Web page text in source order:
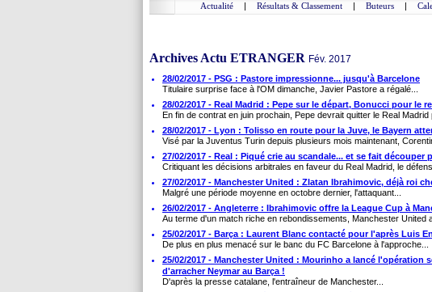
Actualité | Résultats & Classement | Buteurs |
Archives Actu ETRANGER Fév. 2017
28/02/2017 - PSG : Pastore impressionne... jusqu'à Barcelone
Titulaire surprise face à l'OM dimanche, Javier Pastore a régalé...
28/02/2017 - Real Madrid : Pepe sur le départ, Bonucci pour le
En fin de contrat en juin prochain, Pepe devrait quitter le Real Madrid
28/02/2017 - Lyon : Tolisso en route pour la Juve, le Bayern
Visé par la Juventus Turin depuis plusieurs mois maintenant,
27/02/2017 - Real : Piqué crie au scandale... et se fait découper
Critiquant les décisions arbitrales en faveur du Real Madrid, le
27/02/2017 - Manchester United : Zlatan Ibrahimovic, déjà roi
Malgré une période moyenne en octobre dernier, l'attaquant...
26/02/2017 - Angleterre : Ibrahimovic offre la League Cup à
Au terme d'un match riche en rebondissements, Manchester United a
25/02/2017 - Barça : Laurent Blanc contacté pour l'après Luis
De plus en plus menacé sur le banc du FC Barcelone à l'approche...
25/02/2017 - Manchester United : Mourinho a lancé l'opération
d'arracher Neymar au Barça !
D'après la presse catalane, l'entraîneur de Manchester...